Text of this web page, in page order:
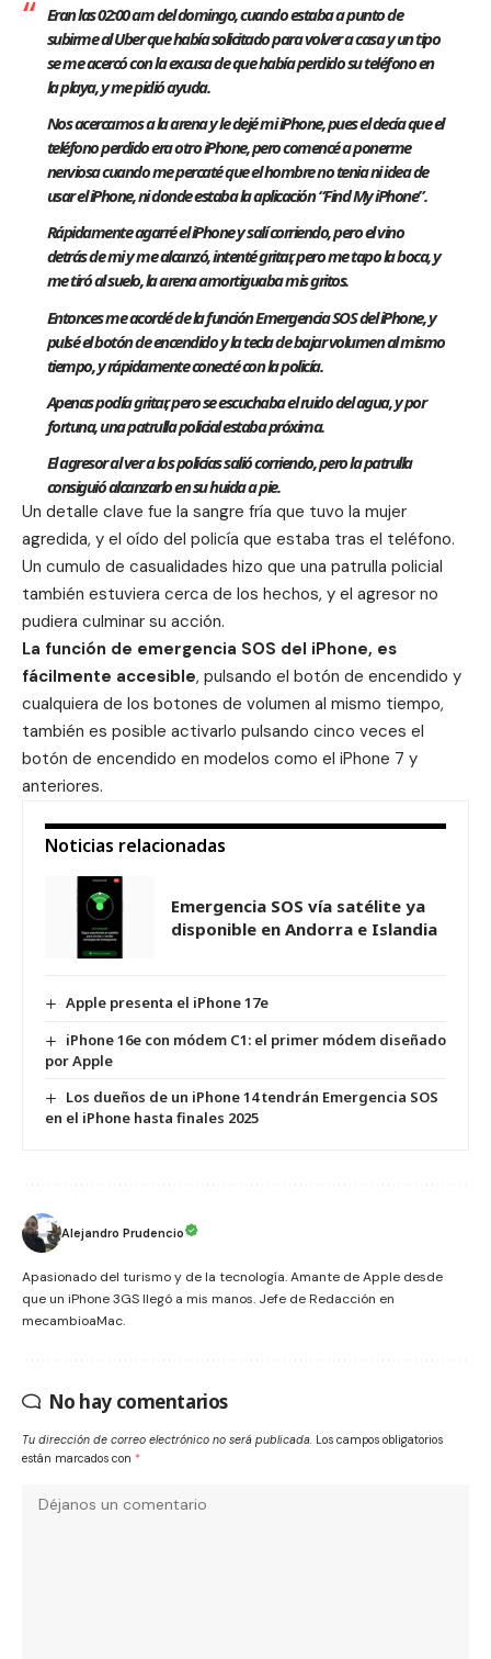
Eran las 02:00 am del domingo, cuando estaba a punto de
subirme al Uber que había solicitado para volver a casa y un tipo
se me acercó con la excusa de que había perdido su teléfono en
la playa, y me pidió ayuda.
Nos acercamos a la arena y le dejé mi iPhone, pues el decía que el
teléfono perdido era otro iPhone, pero comencé a ponerme
nerviosa cuando me percaté que el hombre no tenia ni idea de
usar el iPhone, ni donde estaba la aplicación “Find My iPhone”.
Rápidamente agarré el iPhone y salí corriendo, pero el vino
detrás de mi y me alcanzó, intenté gritar, pero me tapo la boca, y
me tiró al suelo, la arena amortiguaba mis gritos.
Entonces me acordé de la función Emergencia SOS del iPhone, y
pulsé el botón de encendido y la tecla de bajar volumen al mismo
tiempo, y rápidamente conecté con la policía.
Apenas podía gritar, pero se escuchaba el ruido del agua, y por
fortuna, una patrulla policial estaba próxima.
El agresor al ver a los policías salió corriendo, pero la patrulla
consiguió alcanzarlo en su huida a pie.
Un detalle clave fue la sangre fría que tuvo la mujer
agredida, y el oído del policía que estaba tras el teléfono.
Un cumulo de casualidades hizo que una patrulla policial
también estuviera cerca de los hechos, y el agresor no
pudiera culminar su acción.
La función de emergencia SOS del iPhone, es
fácilmente accesible, pulsando el botón de encendido y
cualquiera de los botones de volumen al mismo tiempo,
también es posible activarlo pulsando cinco veces el
botón de encendido en modelos como el iPhone 7 y
anteriores.
Noticias relacionadas
Emergencia SOS vía satélite ya
disponible en Andorra e Islandia
Apple presenta el iPhone 17e
iPhone 16e con módem C1: el primer módem diseñado
por Apple
Los dueños de un iPhone 14 tendrán Emergencia SOS
en el iPhone hasta finales 2025
Alejandro Prudencio
Apasionado del turismo y de la tecnología. Amante de Apple desde
que un iPhone 3GS llegó a mis manos. Jefe de Redacción en
mecambioaMac.
No hay comentarios
Tu dirección de correo electrónico no será publicada. Los campos obligatorios
están marcados con *